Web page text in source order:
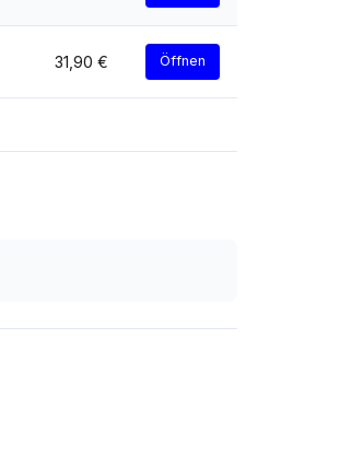
31,90 € Öffnen